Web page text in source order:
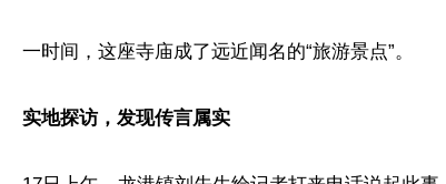
一时间，这座寺庙成了远近闻名的“旅游景点”。
实地探访，发现传言属实